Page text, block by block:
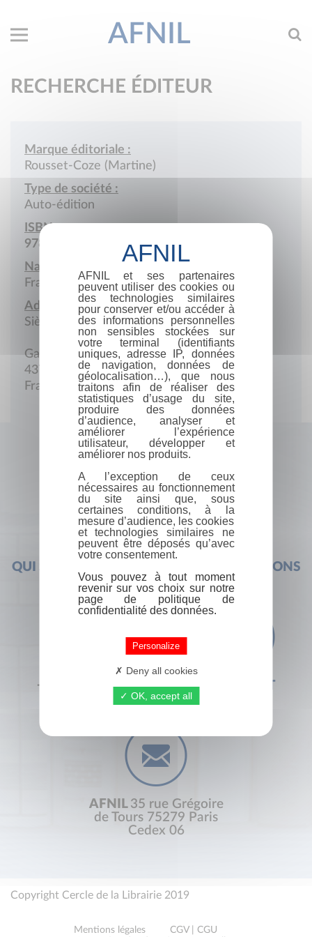
AFNIL
RECHERCHE ÉDITEUR
Marque éditoriale :
Rousset-Coze (Martine)
Type de société :
Auto-édition
ISBN :
978-2-9516673
Nationalité :
France
Adresse :
Siège social
Garampou
43700 Chaspinhac
France
QUI SOMMES-NOUS ? FOIRE AUX QUESTIONS
+33 (0) 1 44 41 29 19 CONTACT
AFNIL 35 rue Grégoire
de Tours 75279 Paris
Cedex 06
Copyright Cercle de la Librairie 2019
Mentions légales
CGV | CGU
AFNIL et ses partenaires
peuvent utiliser des cookies ou
des technologies similaires
pour conserver et/ou accéder à
des informations personnelles
non sensibles stockées sur
votre terminal (identifiants
uniques, adresse IP, données
de navigation, données de
géolocalisation…), que nous
traitons afin de réaliser des
statistiques d’usage du site,
produire des données
d’audience, analyser et
améliorer l’expérience
utilisateur, développer et
améliorer nos produits.
A l’exception de ceux
nécessaires au fonctionnement
du site ainsi que, sous
certaines conditions, à la
mesure d’audience, les cookies
et technologies similaires ne
peuvent être déposés qu’avec
votre consentement.
Vous pouvez à tout moment
revenir sur vos choix sur notre
page de politique de
confidentialité des données.
Personalize
Deny all cookies
OK, accept all